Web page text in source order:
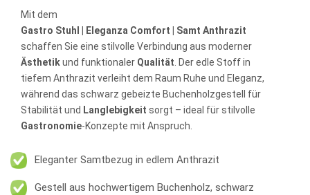
Mit dem
Gastro Stuhl | Eleganza Comfort | Samt Anthrazit
schaffen Sie eine stilvolle Verbindung aus moderner
Ästhetikund funktionaler Qualität. Der edle Stoff in
tiefem Anthrazit verleiht dem Raum Ruhe und Eleganz,
während das schwarz gebeizte Buchenholzgestell für
Stabilität und Langlebigkeit sorgt – ideal für stilvolle
Gastronomie-Konzepte mit Anspruch.
Eleganter Samtbezug in edlem Anthrazit
Gestell aus hochwertigem Buchenholz, schwarz